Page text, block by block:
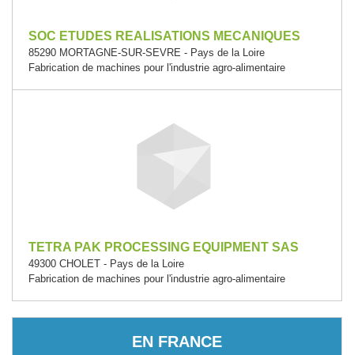
SOC ETUDES REALISATIONS MECANIQUES
85290 MORTAGNE-SUR-SEVRE - Pays de la Loire
Fabrication de machines pour l'industrie agro-alimentaire
TETRA PAK PROCESSING EQUIPMENT SAS
49300 CHOLET - Pays de la Loire
Fabrication de machines pour l'industrie agro-alimentaire
EN FRANCE